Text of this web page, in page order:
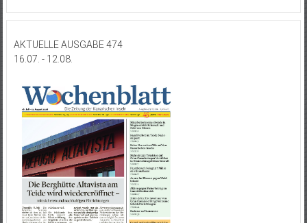
AKTUELLE AUSGABE 474
16.07. - 12.08.